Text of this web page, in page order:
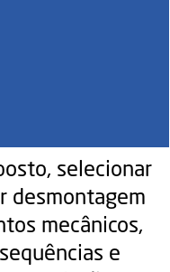
selecionar
desmontagem
mecânicos,
e